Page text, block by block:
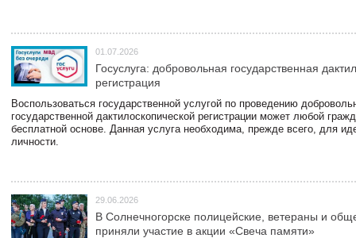
01.07.2026
Госуслуга: добровольная государственная
регистрация
Воспользоваться государственной услугой по проведению
государственной дактилоскопической регистрации может любой
бесплатной основе. Данная услуга необходима, прежде всего, для
личности.
29.06.2026
В Солнечногорске полицейские, ветераны и
приняли участие в акции «Свеча памяти»